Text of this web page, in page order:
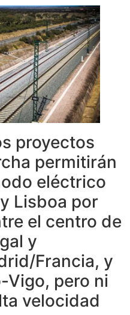
proyectos
permitirán
eléctrico
Lisboa por
el centro de
y
Francia, y
pero ni
velocidad